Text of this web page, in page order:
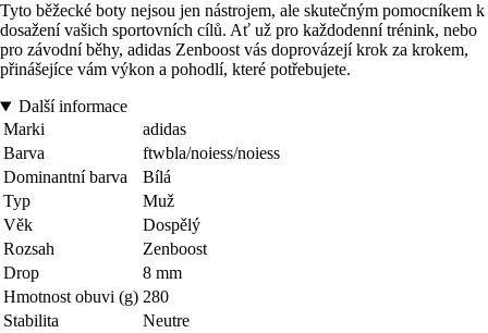
Tyto běžecké boty nejsou jen nástrojem, ale skutečným pomocníkem k
dosažení vašich sportovních cílů. Ať už pro každodenní trénink, nebo
pro závodní běhy, adidas Zenboost vás doprovázejí krok za krokem,
přinášejíce vám výkon a pohodlí, které potřebujete.
Další informace
Marki
adidas
Barva
ftwbla/noiess/noiess
Dominantní barva
Bílá
Typ
Muž
Věk
Dospělý
Rozsah
Zenboost
Drop
8 mm
Hmotnost obuvi (g) 280
Stabilita
Neutre